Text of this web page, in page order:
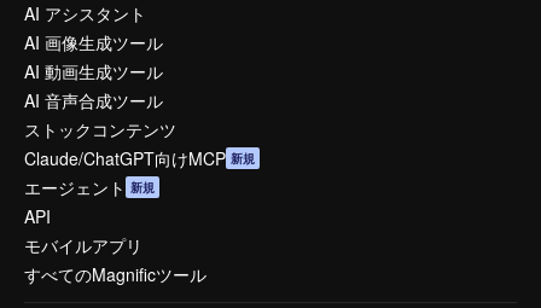
AI アシスタント
AI 画像生成ツール
AI 動画生成ツール
AI 音声合成ツール
ストックコンテンツ
Claude/ChatGPT向けMCP 新規
エージェント 新規
API
モバイルアプリ
すべてのMagnificツール